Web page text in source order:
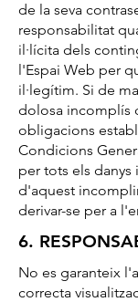
de la seva
responsabilitat
il·lícita dels
l'Espai Web per
il·legítim. Si de
dolosa incomplís
obligacions
Condicions
per tots els
d'aquest
derivar-se per a
6.
No es garanteix
correcta